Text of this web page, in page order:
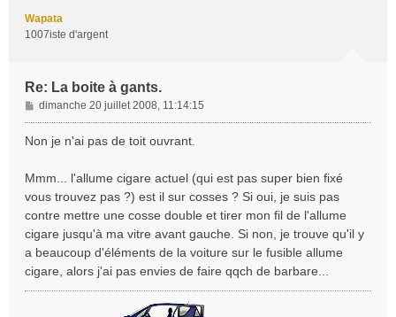
Wapata
1007iste d'argent
Re: La boite à gants.
M
e
s
g
e
dimanche 20 juillet 2008, 11:14:15
Non je n'ai pas de toit ouvrant.
Mmm... l'allume cigare actuel (qui est pas super bien fixé
vous trouvez pas ?) est il sur cosses ? Si oui, je suis pas
contre mettre une cosse double et tirer mon fil de l'allume
cigare jusqu'à ma vitre avant gauche. Si non, je trouve qu'il y
a beaucoup d'éléments de la voiture sur le fusible allume
cigare, alors j'ai pas envies de faire qqch de barbare...